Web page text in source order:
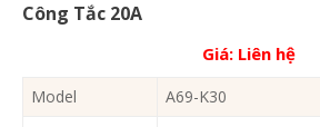
Công Tắc 20A
Giá: Liên hệ
Model
A69-K30